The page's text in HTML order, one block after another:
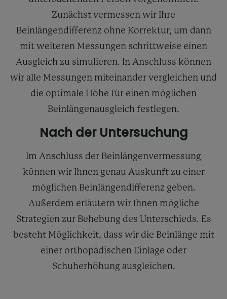
Zunächst vermessen wir Ihre
Beinlängendifferenz ohne Korrektur, um dann
mit weiteren Messungen schrittweise einen
Ausgleich zu simulieren. In Anschluss können
wir alle Messungen miteinander vergleichen und
die optimale Höhe für einen möglichen
Beinlängenausgleich festlegen.
Nach der Untersuchung
Im Anschluss der Beinlängenvermessung
können wir Ihnen genau Auskunft zu einer
möglichen Beinlängendifferenz geben.
Außerdem erläutern wir Ihnen mögliche
Strategien zur Behebung des Unterschieds. Es
besteht Möglichkeit, dass wir die Beinlänge mit
einer orthopädischen Einlage oder
Schuherhöhung ausgleichen.